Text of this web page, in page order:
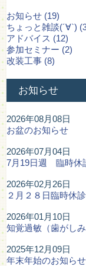
お知らせ (19)
ちょっと雑談(´∀`)
アドバイス (12)
参加セミナー (2)
改装工事 (8)
お知らせ
2026年08月08日
お盆のお知らせ
2026年07月04日
7月19日週 臨時休
2026年02月26日
２月２８日臨時休
2026年01月10日
知覚過敏（歯がし
2025年12月09日
年末年始のお知らせ